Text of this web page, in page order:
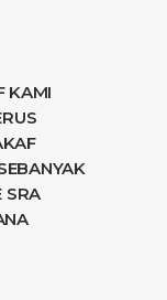
KAMI
SRA